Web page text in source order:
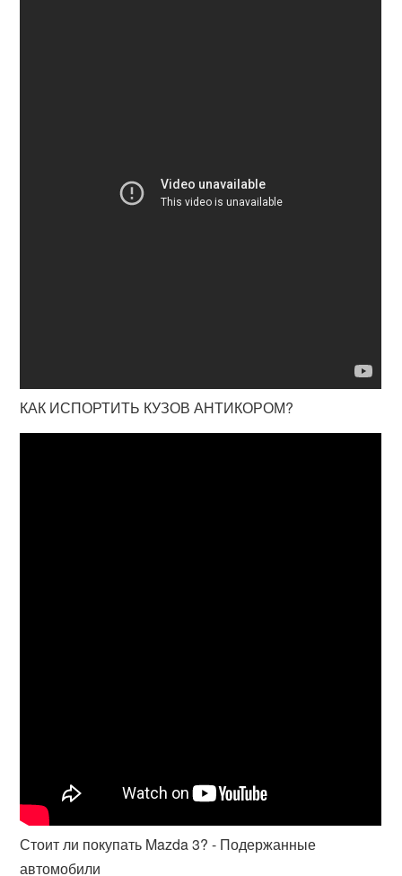
КАК ИСПОРТИТЬ КУЗОВ АНТИКОРОМ?
Стоит ли покупать Mazda 3? - Подержанные
автомобили